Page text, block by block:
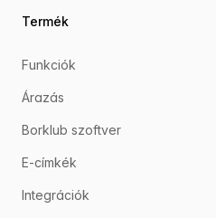
Termék
Funkciók
Árazás
Borklub szoftver
E-címkék
Integrációk